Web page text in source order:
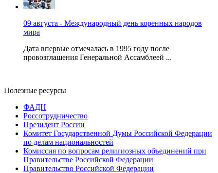
09 августа - Международный день коренных народов
мира
Дата впервые отмечалась в 1995 году после
провозглашения Генеральной Ассамблеей ...
Полезные ресурсы
ФАДН
Россотрудничество
Президент России
Комитет Государственной Думы Российской Федерации
по делам национальностей
Комиссия по вопросам религиозных объединений при
Правительстве Российской Федерации
Правительство Российской Федерации